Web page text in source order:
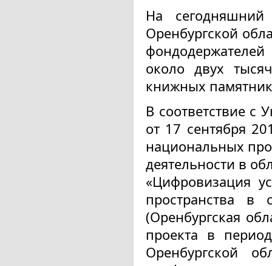
На
Оренбургской
около двух
книжных
В соответствие с
от 17 сентября
национальных
деятельности в
«Цифровизация
пространства в
(Оренбургская
проекта в
Оренбургской